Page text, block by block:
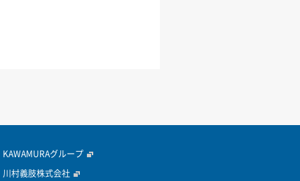
KAWAMURAグループ
川村義肢株式会社